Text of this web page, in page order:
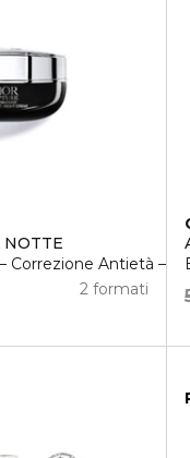
NOTTE
Correzione Antietà –
2 formati